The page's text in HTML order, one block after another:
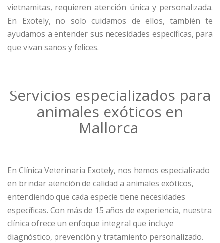
vietnamitas, requieren atención única y personalizada.
En Exotely, no solo cuidamos de ellos, también te
ayudamos a entender sus necesidades específicas, para
que vivan sanos y felices.
Servicios especializados para
animales exóticos en
Mallorca
En Clínica Veterinaria Exotely, nos hemos especializado
en brindar atención de calidad a animales exóticos,
entendiendo que cada especie tiene necesidades
específicas. Con más de 15 años de experiencia, nuestra
clínica ofrece un enfoque integral que incluye
diagnóstico, prevención y tratamiento personalizado.